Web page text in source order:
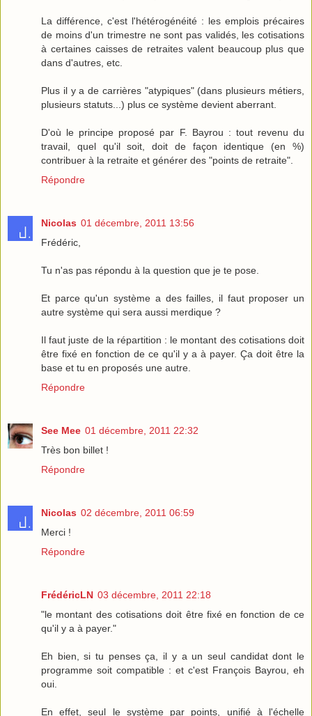
La différence, c'est l'hétérogénéité : les emplois précaires
de moins d'un trimestre ne sont pas validés, les cotisations
à certaines caisses de retraites valent beaucoup plus que
dans d'autres, etc.
Plus il y a de carrières "atypiques" (dans plusieurs métiers,
plusieurs statuts...) plus ce système devient aberrant.
D'où le principe proposé par F. Bayrou : tout revenu du
travail, quel qu'il soit, doit de façon identique (en %)
contribuer à la retraite et générer des "points de retraite".
Répondre
Nicolas 01 décembre, 2011 13:56
Frédéric,
Tu n'as pas répondu à la question que je te pose.
Et parce qu'un système a des failles, il faut proposer un
autre système qui sera aussi merdique ?
Il faut juste de la répartition : le montant des cotisations doit
être fixé en fonction de ce qu'il y a à payer. Ça doit être la
base et tu en proposés une autre.
Répondre
See Mee 01 décembre, 2011 22:32
Très bon billet !
Répondre
Nicolas 02 décembre, 2011 06:59
Merci !
Répondre
FrédéricLN 03 décembre, 2011 22:18
"le montant des cotisations doit être fixé en fonction de ce
qu'il y a à payer."
Eh bien, si tu penses ça, il y a un seul candidat dont le
programme soit compatible : et c'est François Bayrou, eh
oui.
En effet, seul le système par points, unifié à l'échelle